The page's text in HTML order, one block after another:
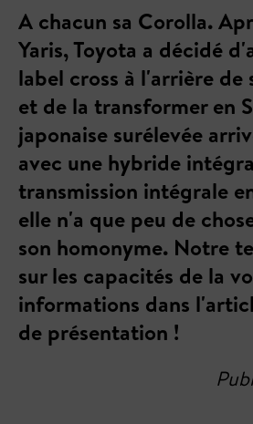
A chacun sa Corolla.
Yaris, Toyota a décidé
label cross à l'arrière de
et de la transformer en
japonaise surélevée
avec une hybride
transmission intégrale
elle n'a que peu de
son homonyme. Notre
sur les capacités de la
informations dans
de présentation !